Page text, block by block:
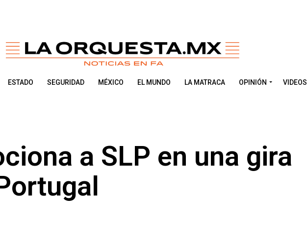
ESTADO SEGURIDAD MÉXICO EL MUNDO LA MATRACA OPINIÓN VIDEOS
a SLP en una gira